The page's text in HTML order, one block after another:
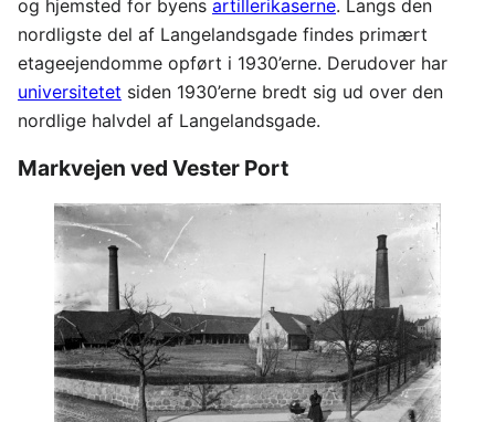
og hjemsted for byens artillerikaserne. Langs den
nordligste del af Langelandsgade findes primært
etageejendomme opført i 1930’erne. Derudover har
universitetet siden 1930’erne bredt sig ud over den
nordlige halvdel af Langelandsgade.
Markvejen ved Vester Port